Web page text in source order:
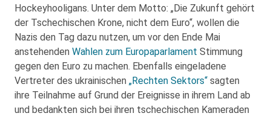
Hockeyhooligans. Unter dem Motto: „Die Zukunft gehört
der Tschechischen Krone, nicht dem Euro“, wollen die
Nazis den Tag dazu nutzen, um vor den Ende Mai
anstehenden Wahlen zum Europaparlament Stimmung
gegen den Euro zu machen. Ebenfalls eingeladene
Vertreter des ukrainischen „Rechten Sektors“ sagten
ihre Teilnahme auf Grund der Ereignisse in ihrem Land ab
und bedankten sich bei ihren tschechischen Kameraden